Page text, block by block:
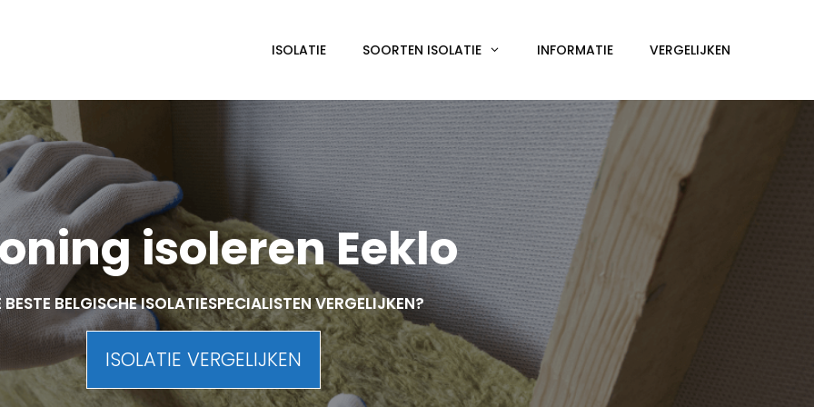
ISOLATIE SOORTEN ISOLATIE INFORMATIE VERGELIJKEN
isoleren Eeklo
BESTE BELGISCHE ISOLATIESPECIALISTEN VERGELIJKEN?
ISOLATIE VERGELIJKEN